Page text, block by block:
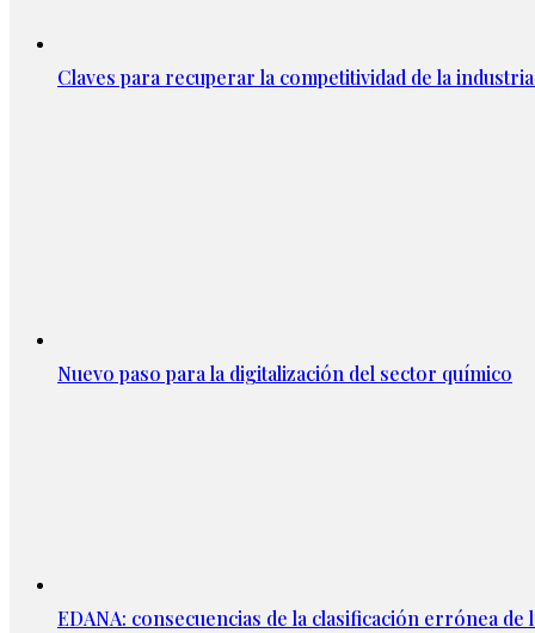
Claves para recuperar la competitividad de la
Nuevo paso para la digitalización del sector químico
EDANA: consecuencias de la clasificación errónea